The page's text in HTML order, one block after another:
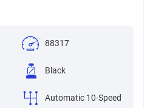
88317
Black
Automatic 10-Speed